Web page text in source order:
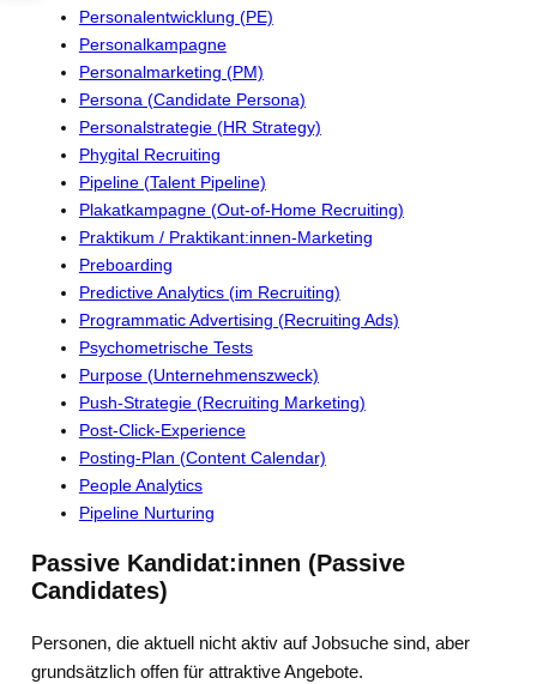
Personalentwicklung (PE)
Personalkampagne
Personalmarketing (PM)
Persona (Candidate Persona)
Personalstrategie (HR Strategy)
Phygital Recruiting
Pipeline (Talent Pipeline)
Plakatkampagne (Out-of-Home Recruiting)
Praktikum / Praktikant:innen-Marketing
Preboarding
Predictive Analytics (im Recruiting)
Programmatic Advertising (Recruiting Ads)
Psychometrische Tests
Purpose (Unternehmenszweck)
Push-Strategie (Recruiting Marketing)
Post-Click-Experience
Posting-Plan (Content Calendar)
People Analytics
Pipeline Nurturing
Passive Kandidat:innen (Passive
Candidates)
Personen, die aktuell nicht aktiv auf Jobsuche sind, aber
grundsätzlich offen für attraktive Angebote.